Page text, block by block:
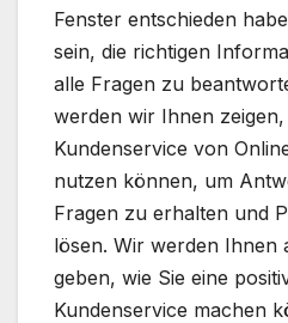
Fenster entschieden
sein, die richtigen
alle Fragen zu
werden wir Ihnen zeigen,
Kundenservice von
nutzen können, um
Fragen zu erhalten und
lösen. Wir werden Ihnen
geben, wie Sie eine
Kundenservice machen